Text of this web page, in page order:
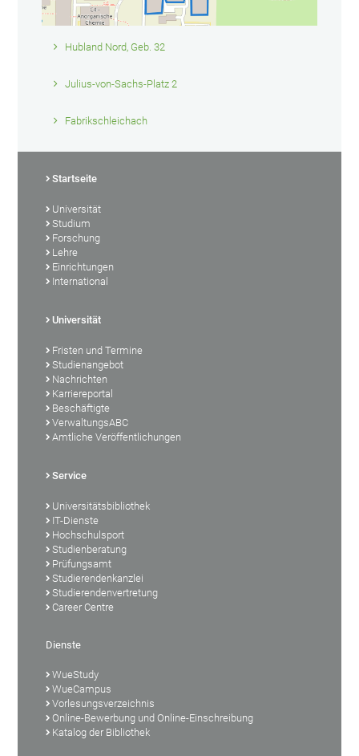
Hubland Nord, Geb. 32
Julius-von-Sachs-Platz 2
Fabrikschleichach
Startseite
Universität
Studium
Forschung
Lehre
Einrichtungen
International
Universität
Fristen und Termine
Studienangebot
Nachrichten
Karriereportal
Beschäftigte
VerwaltungsABC
Amtliche Veröffentlichungen
Service
Universitätsbibliothek
IT-Dienste
Hochschulsport
Studienberatung
Prüfungsamt
Studierendenkanzlei
Studierendenvertretung
Career Centre
Dienste
WueStudy
WueCampus
Vorlesungsverzeichnis
Online-Bewerbung und Online-Einschreibung
Katalog der Bibliothek